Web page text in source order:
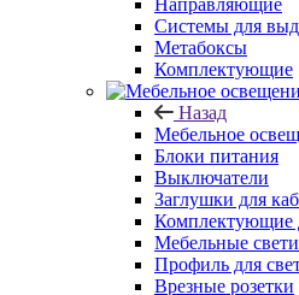
Направляющие
Системы для
Метабоксы
Комплектующие
Назад
Мебельное
Блоки питания
Выключатели
Заглушки для
Комплектующие
Мебельные
Профиль для
Врезные розетки